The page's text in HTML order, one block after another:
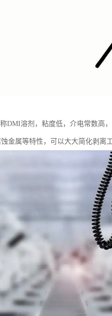
DMI溶剂，粘度低，介电常数高
金属等特性，可以大大简化剥离